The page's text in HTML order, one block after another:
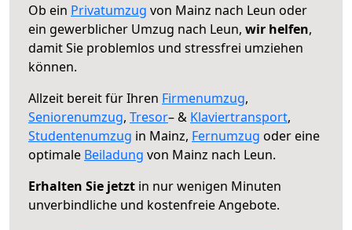
Ob ein Privatumzug von Mainz nach Leun oder
ein gewerblicher Umzug nach Leun, wir helfen,
damit Sie problemlos und stressfrei umziehen
können.
Allzeit bereit für Ihren Firmenumzug,
Seniorenumzug, Tresor– & Klaviertransport,
Studentenumzug in Mainz, Fernumzug oder eine
optimale Beiladung von Mainz nach Leun.
Erhalten Sie jetzt in nur wenigen Minuten
unverbindliche und kostenfreie Angebote.